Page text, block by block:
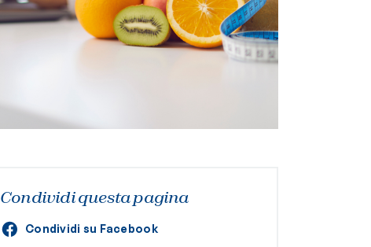
Condividi questa pagina
Condividi su Facebook